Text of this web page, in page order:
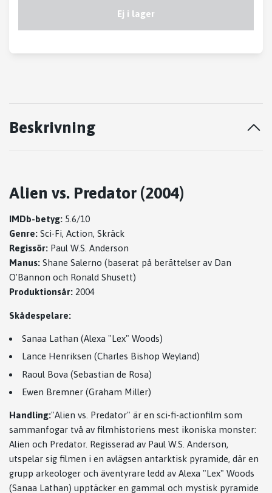
Ej i lager
Beskrivning
Alien vs. Predator (2004)
IMDb-betyg: 5.6/10
Genre: Sci-Fi, Action, Skräck
Regissör: Paul W.S. Anderson
Manus: Shane Salerno (baserat på berättelser av Dan
O'Bannon och Ronald Shusett)
Produktionsår: 2004
Skådespelare:
Sanaa Lathan (Alexa "Lex" Woods)
Lance Henriksen (Charles Bishop Weyland)
Raoul Bova (Sebastian de Rosa)
Ewen Bremner (Graham Miller)
Handling:"Alien vs. Predator" är en sci-fi-actionfilm som
sammanfogar två av filmhistoriens mest ikoniska monster:
Alien och Predator. Regisserad av Paul W.S. Anderson,
utspelar sig filmen i en avlägsen antarktisk pyramide, där en
grupp arkeologer och äventyrare ledd av Alexa "Lex" Woods
(Sanaa Lathan) upptäcker en gammal och mystisk pyramide